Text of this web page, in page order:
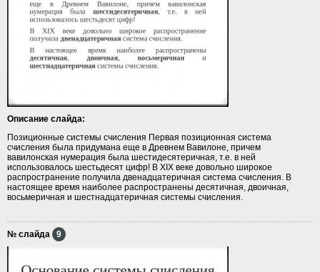
Описание слайда:
Позиционные системы счисления Первая позиционная система
счисления была придумана еще в Древнем Вавилоне, причем
вавилонская нумерация была шестидесятеричная, т.е. в ней
использовалось шестьдесят цифр! В XIX веке довольно широкое
распространение получила двенадцатеричная система счисления. В
настоящее время наиболее распространены десятичная, двоичная,
восьмеричная и шестнадцатеричная системы счисления.
№ слайда 9